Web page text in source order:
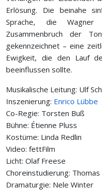
Erlösung. Die beinahe
Sprache, die
Zusammenbruch der
gekennzeichnet – eine
Ewigkeit, die den Lauf
beeinflussen sollte.
Musikalische Leitung: Ulf
Inszenierung: Enrico Lübbe
Co-Regie: Torsten Buß
Bühne: Étienne Pluss
Kostüme: Linda Redlin
Video: fettFilm
Licht: Olaf Freese
Choreinstudierung:
Dramaturgie: Nele Winter